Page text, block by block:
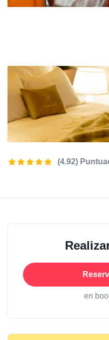
(4.92)
en